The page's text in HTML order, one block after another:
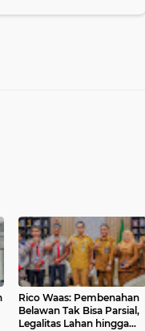
Rico Waas: Pembenahan
Belawan Tak Bisa Parsial,
Legalitas Lahan hingga